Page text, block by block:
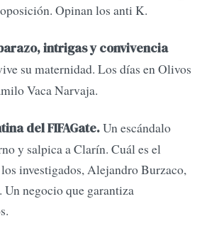
Opinan los anti K.
intrigas y convivencia
su maternidad. Los días en Olivos
Vaca Narvaja.
del FIFAGate.Un escándalo
y salpica a Clarín. Cuál es el
investigados, Alejandro Burzaco,
negocio que garantiza